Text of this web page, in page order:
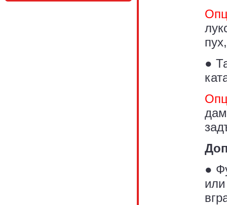
●
●